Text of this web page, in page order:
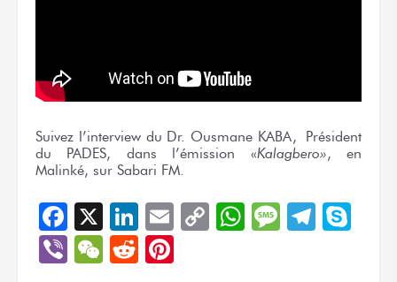
Suivez l’interview du Dr. Ousmane KABA, Président
du PADES, dans l’émission «Kalagbero», en
Malinké, sur Sabari FM.
Facebook
X LinkedIn
EmailCopyWhatsApp
Message
ViberWeChat
Reddit